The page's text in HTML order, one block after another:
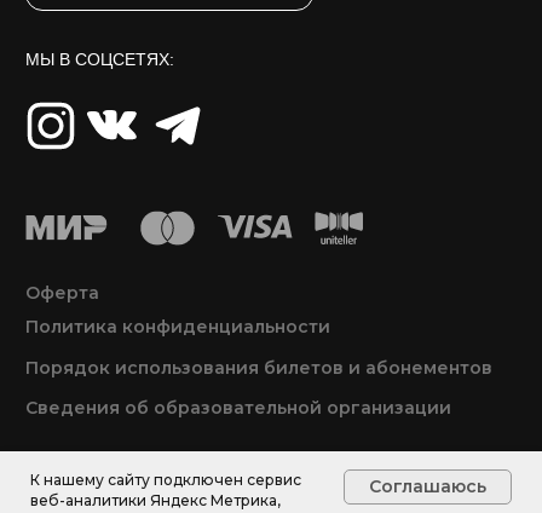
К нашему сайту подключен сервис
веб-аналитики Яндекс Метрика,
Соглашаюсь